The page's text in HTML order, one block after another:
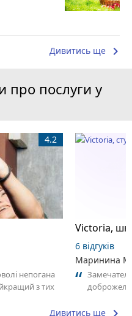
Дивитись ще keyboard_arrow_right
про послуги у
4.2
непогана
з тих
6 відгуків
Маринина
Дивитись ще